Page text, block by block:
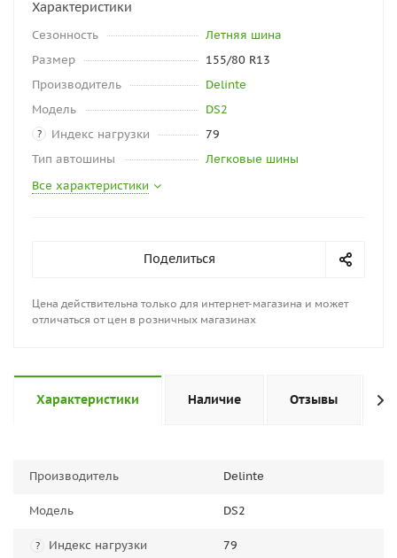
Характеристики
Сезонность
Летняя шина
Размер
155/80 R13
Производитель
Delinte
Модель
DS2
? Индекс нагрузки
79
Тип автошины
Легковые шины
Все характеристики
Поделиться
Цена действительна только для интернет-магазина и может
отличаться от цен в розничных магазинах
Характеристики Наличие Отзывы
Производитель Delinte
Модель DS2
? Индекс нагрузки 79